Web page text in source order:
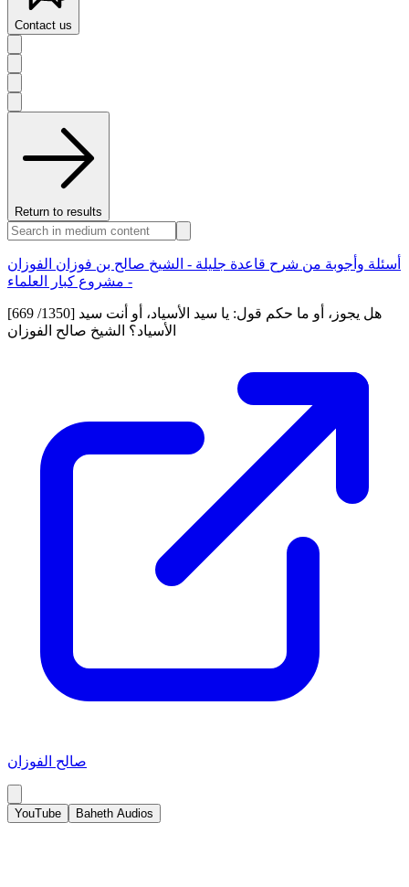
Contact us
Return to results
أسئلة وأجوبة من شرح قاعدة جليلة - الشيخ صالح بن فوزان الفوزان
- مشروع كبار العلماء
[669 /1350] هل يجوز، أو ما حكم قول: يا سيد الأسياد، أو أنت سيد
الأسياد؟ الشيخ صالح الفوزان
صالح الفوزان
YouTube Baheth Audios